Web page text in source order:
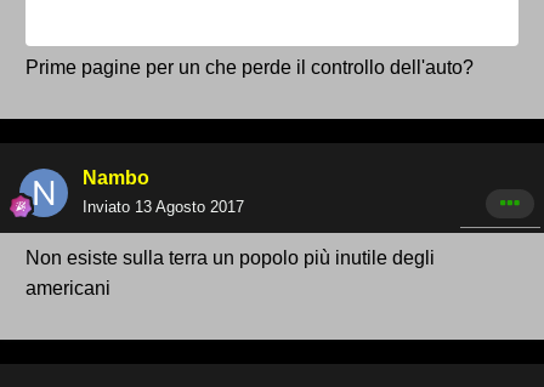
Prime pagine per un che perde il controllo dell'auto?
Nambo
Inviato 13 Agosto 2017
Non esiste sulla terra un popolo più inutile degli
americani